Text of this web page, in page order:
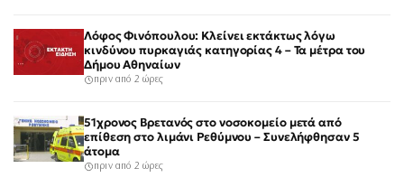
Λόφος Φινόπουλου: Κλείνει εκτάκτως λόγω
κινδύνου πυρκαγιάς κατηγορίας 4 – Τα μέτρα του
Δήμου Αθηναίων
πριν από 2 ώρες
51χρονος Βρετανός στο νοσοκομείο μετά από
επίθεση στο λιμάνι Ρεθύμνου – Συνελήφθησαν 5
άτομα
πριν από 2 ώρες